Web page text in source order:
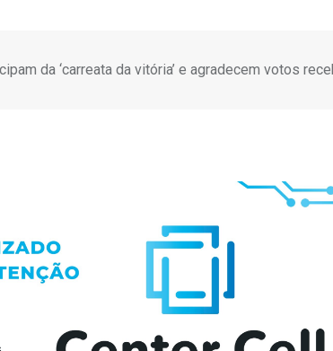
da ‘carreata da vitória’ e agradecem votos